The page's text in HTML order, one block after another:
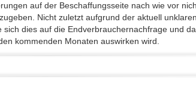
auf der Beschaffungsseite nach wie vor
Nicht zuletzt aufgrund der aktuell
dies auf die Endverbrauchernachfrage und
kommenden Monaten auswirken wird.